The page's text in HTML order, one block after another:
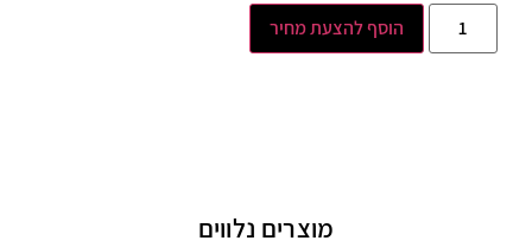
הוסף להצעת מחיר
מוצרים נלווים